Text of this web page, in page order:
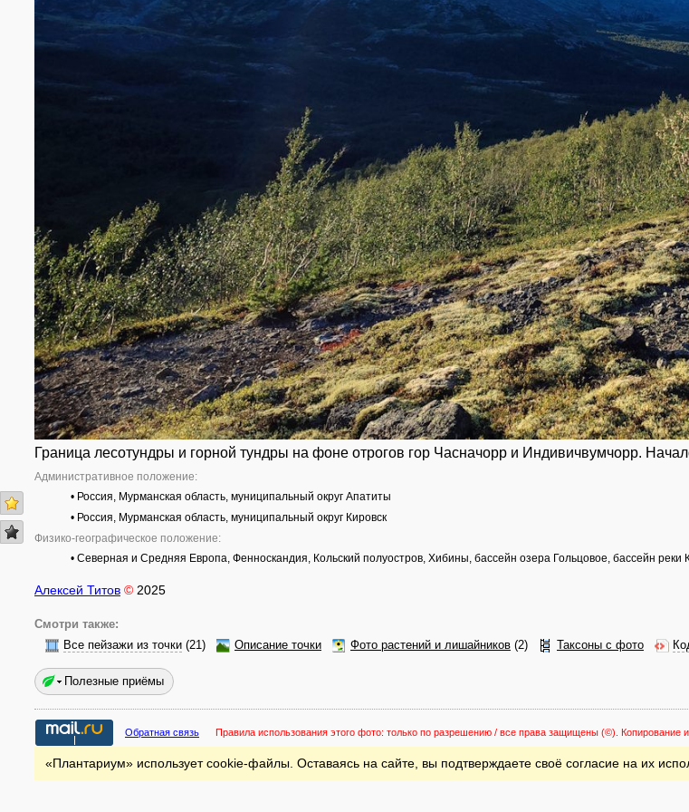
Граница лесотундры и горной тундры на фоне отрогов гор Часначорр и Индивичвумчорр.
Административное положение:
• Россия, Мурманская область, муниципальный округ Апатиты
• Россия, Мурманская область, муниципальный округ Кировск
Физико-географическое положение:
• Северная и Средняя Европа, Фенноскандия, Кольский полуостров, Хибины, бассейн озера Гольцовое, бассейн
Алексей Титов © 2025
Смотри также:
Все пейзажи из точки (21) Описание точки Фото растений и лишайников (2) Таксоны с фото
Полезные приёмы
Обратная связь Правила использования этого фото: только по разрешению / все права защищены (©). Копирование
«Плантариум» использует cookie-файлы. Оставаясь на сайте, вы подтверждаете своё согласие на их